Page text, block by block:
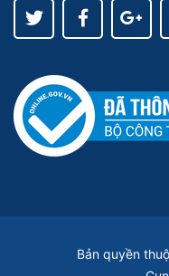
Bản quyền